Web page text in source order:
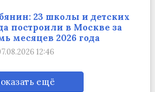
23 школы и детских
построили в Москве за
месяцев 2026 года
12:46
ещё